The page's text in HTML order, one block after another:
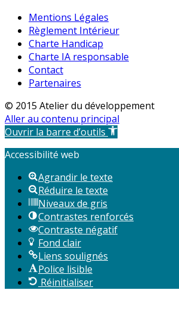
Mentions Légales
Règlement Intérieur
Charte Handicap
Charte IA responsable
Contact
Partenaires
© 2015 Atelier du développement
Aller au contenu principal
Ouvrir la barre d’outils
Accessibilité web
Agrandir le texte
Réduire le texte
Niveaux de gris
Contrastes renforcés
Contraste négatif
Fond clair
Liens soulignés
Police lisible
Réinitialiser